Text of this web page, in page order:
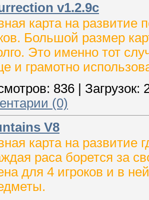
v1.2.9c
карта на
Большой размер
Это именно тот
и грамотно
836 Загрузок:
(0)
V8
карта на развитие
раса борется за
для 4 игроков и в